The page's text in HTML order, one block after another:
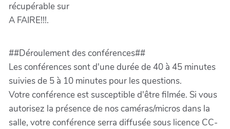
récupérable sur
A FAIRE!!!.
##Déroulement des conférences##
Les conférences sont d'une durée de 40 à 45 minutes
suivies de 5 à 10 minutes pour les questions.
Votre conférence est susceptible d'être filmée. Si vous
autorisez la présence de nos caméras/micros dans la
salle, votre conférence serra diffusée sous licence CC-